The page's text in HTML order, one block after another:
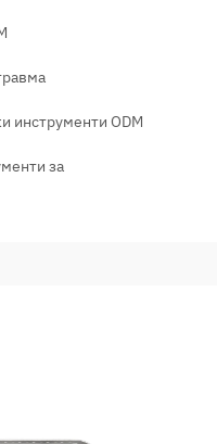
инструменти ODM
за